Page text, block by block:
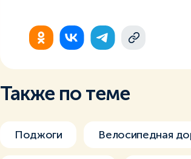
Также по теме
Поджоги Велосипедная